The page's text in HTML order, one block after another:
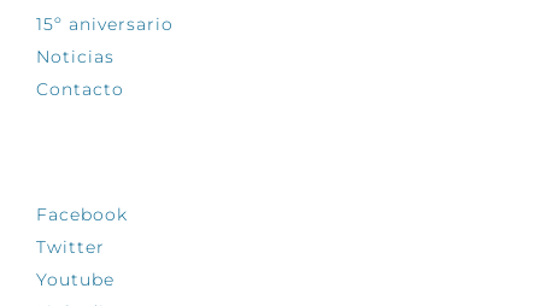
15º aniversario
Noticias
Contacto
Facebook
Twitter
Youtube